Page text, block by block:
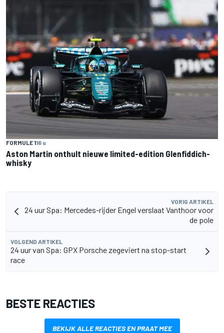
FORMULE 116 u
Aston Martin onthult nieuwe limited-edition Glenfiddich-
whisky
VORIG ARTIKEL
24 uur Spa: Mercedes-rijder Engel verslaat Vanthoor voor
de pole
VOLGEND ARTIKEL
24 uur van Spa: GPX Porsche zegeviert na stop-start
race
BESTE REACTIES
BEKIJK ALLE REACTIES EN PRAAT MEE